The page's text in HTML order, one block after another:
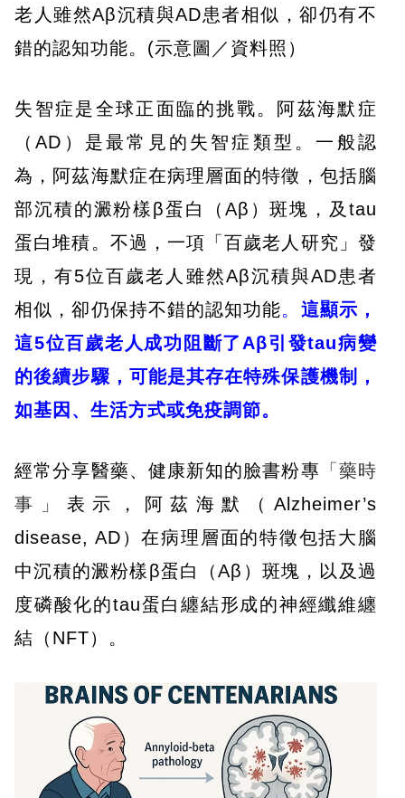
老人雖然Aβ沉積與AD患者相似，卻仍有不
錯的認知功能。(示意圖／資料照）
失智症是全球正面臨的挑戰。阿茲海默症
（AD）是最常見的失智症類型。一般認
為，阿茲海默症在病理層面的特徵，包括腦
部沉積的澱粉樣β蛋白（Aβ）斑塊，及tau
蛋白堆積。不過，一項「百歲老人研究」發
現，有5位百歲老人雖然Aβ沉積與AD患者
相似，卻仍保持不錯的認知功能。 這顯示，
這5位百歲老人成功阻斷了 Aβ引發tau病變
的後續步驟，可能是其存在特殊保護機制，
如基因、生活方式或免疫調節。
經常分享醫藥、健康新知的臉書粉專 「藥時
事」 表示，阿茲海默（Alzheimer’s
disease, AD）在病理層面的特徵包括大腦
中沉積的澱粉樣β蛋白（Aβ）斑塊，以及過
度磷酸化的tau蛋白纏結形成的神經纖維纏
結（NFT）。